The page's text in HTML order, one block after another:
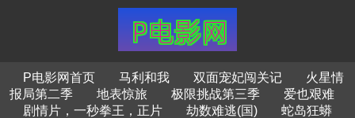
P电影网首页 马利和我 双面宠妃闯关记
火星情
报局第二季
地表惊旅 极限挑战第三季
爱也艰难
剧情片，一秒拳王，正片
劫数难逃(国)
蛇岛狂蟒